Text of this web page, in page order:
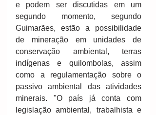
e podem ser discutidas em um
segundo momento, segundo
Guimarães, estão a possibilidade
de mineração em unidades de
conservação ambiental, terras
indígenas e quilombolas, assim
como a regulamentação sobre o
passivo ambiental das atividades
minerais. "O país já conta com
legislação ambiental, trabalhista e